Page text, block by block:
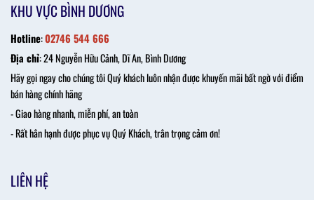
KHU VỰC BÌNH DƯƠNG
Hotline:02746 544 666
Địa chỉ: 24 Nguyễn Hữu Cảnh, Dĩ An, Bình Dương
Hãy gọi ngay cho chúng tôi Quý khách luôn nhận được khuyến mãi bất ngờ với điểm
bán hàng chính hãng
- Giao hàng nhanh, miễn phí, an toàn
- Rất hân hạnh được phục vụ Quý Khách, trân trọng cảm ơn!
LIÊN HỆ